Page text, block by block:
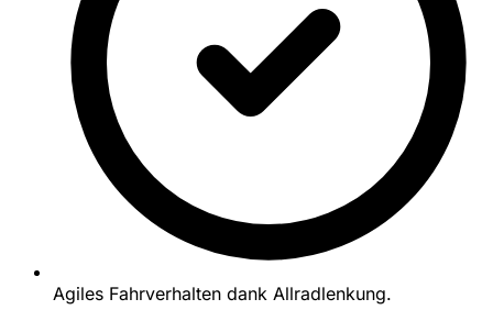
Agiles Fahrverhalten dank Allradlenkung.